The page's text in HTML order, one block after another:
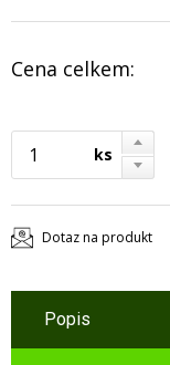
Cena celkem:
ks
Dotaz na produkt
Popis